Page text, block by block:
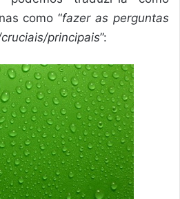
como “fazer as perguntas
principais”: